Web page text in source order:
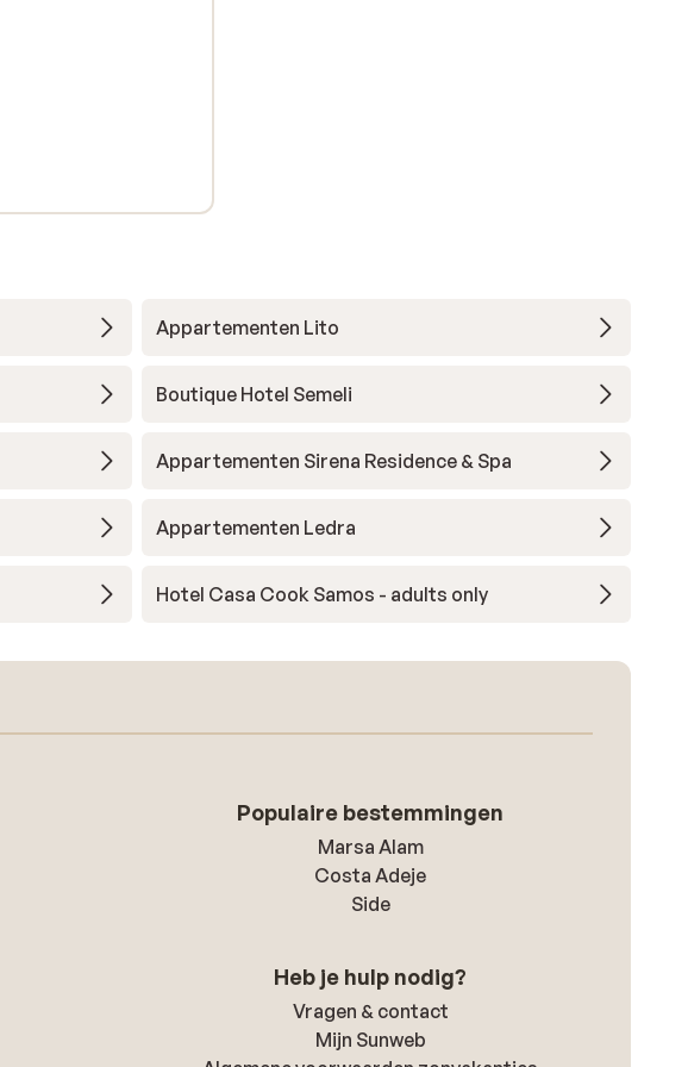
Appartementen Lito
Boutique Hotel Semeli
Appartementen Sirena Residence & Spa
Appartementen Ledra
Hotel Casa Cook Samos - adults only
Populaire bestemmingen
Marsa Alam
Costa Adeje
Side
Heb je hulp nodig?
Vragen & contact
Mijn Sunweb